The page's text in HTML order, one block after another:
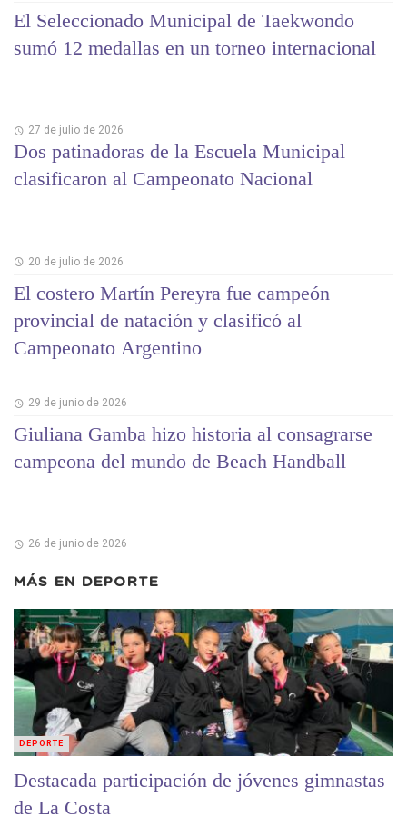
El Seleccionado Municipal de Taekwondo
sumó 12 medallas en un torneo internacional
27 de julio de 2026
Dos patinadoras de la Escuela Municipal
clasificaron al Campeonato Nacional
20 de julio de 2026
El costero Martín Pereyra fue campeón
provincial de natación y clasificó al
Campeonato Argentino
29 de junio de 2026
Giuliana Gamba hizo historia al consagrarse
campeona del mundo de Beach Handball
26 de junio de 2026
MÁS EN DEPORTE
Destacada participación de jóvenes gimnastas
de La Costa
DEPORTE